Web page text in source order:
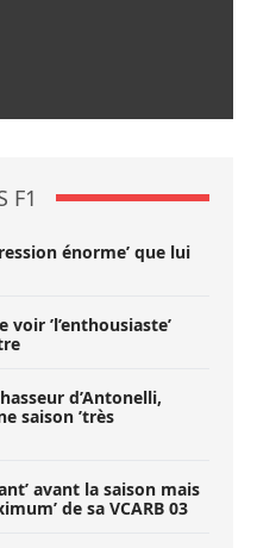
F1
énorme’ que lui
voir ’l’enthousiaste’
d’Antonelli,
saison ’très
avant la saison mais
de sa VCARB 03